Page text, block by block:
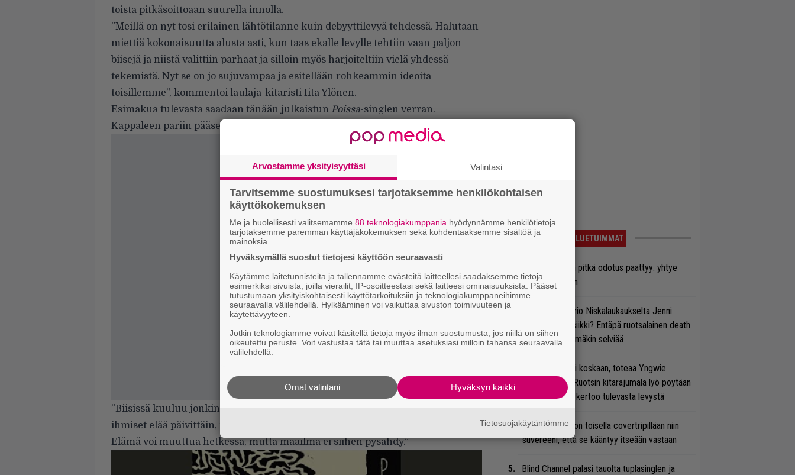
toista pitkäsoittoaan suurella innolla.
”Meillä on nyt tosi erilainen lähtötilanne kuin debyyttilevyä tehdessä. Halutaan
miettiä kokonaisuutta alusta asti, kun taas ekalle levylle tehtiin vaan paljon
biisejä ja niistä valittiin parhaat ja silloin myös harjoiteltiin vielä yhdessä
tekemistä. Nyt se on jo sujuvampaa ja esitellään rohkeammin ideoita
toisillemme”, kommentoi laulaja-kitaristi Iita Ylönen.
Esimakua tulevasta saadaan tänään julkaistun Poissa-singlen verran.
Kappaleen pariin pääset tuosta alta.
”Biisissä kuuluu jonkinlainen lohduttomuus ja epäreiluus, jonka kanssa
ihmiset elää päivittäin, mutta joka korostuu etenkin nyt pandemia-aikana.
Elämä voi muuttua hetkessä, mutta maailma ei siihen pysähdy.”
LUETUIMMAT
Weezer-fanien pitkä odotus päättyy: yhtye
tulee Suomeen
Miten taipuu Trio Niskalaukaukselta Jenni
Vartiaisen musiikki? Entäpä ruotsalainen death
metal? Pian tämäkin selviää
Se on nyt tai ei koskaan, toteaa Yngwie
Malmsteen – Ruotsin kitarajumala lyö pöytään
uuden biisin ja kertoo tulevasta levystä
Arvio: Saimaa on toisella covertripillään niin
suvereeni, että se kääntyy itseään vastaan
Blind Channel palasi tauolta tuplasinglen ja
Arvostamme yksityisyyttäsi Valintasi
Tarvitsemme suostumuksesi tarjotaksemme henkilökohtaisen
käyttökokemuksen
Me ja huolellisesti valitsemamme 88 teknologiakumppania hyödynnämme henkilötietoja
tarjotaksemme paremman käyttäjäkokemuksen sekä kohdentaaksemme sisältöä ja
mainoksia.
Hyväksymällä suostut tietojesi käyttöön seuraavasti
Käytämme laitetunnisteita ja tallennamme evästeitä laitteellesi saadaksemme tietoja
esimerkiksi sivuista, joilla vierailit, IP-osoitteestasi sekä laitteesi ominaisuuksista. Pääset
tutustumaan yksityiskohtaisesti käyttötarkoituksiin ja teknologiakumppaneihimme
seuraavalla välilehdellä. Hylkääminen voi vaikuttaa sivuston toimivuuteen ja
käytettävyyteen.
Jotkin teknologiamme voivat käsitellä tietoja myös ilman suostumusta, jos niillä on siihen
oikeutettu peruste. Voit vastustaa tätä tai muuttaa asetuksiasi milloin tahansa seuraavalla
välilehdellä.
Hyväksyn kaikki
Omat valintani
Tietosuojakäytäntömme